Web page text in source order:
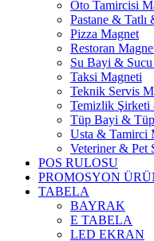
Oto Tamircisi
Pastane & Tatlı
Pizza Magnet
Restoran
Su Bayi &
Taksi Magneti
Teknik Servis
Temizlik
Tüp Bayi &
Usta & Tamirci
Veteriner & Pet
POS RULOSU
PROMOSYON
TABELA
BAYRAK
E TABELA
LED EKRAN